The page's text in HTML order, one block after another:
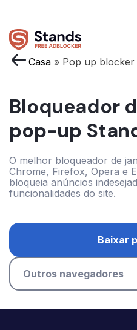
Casa » Pop up blocker
Bloqueador
pop-up
O melhor bloqueador de
Chrome, Firefox, Opera e
bloqueia anúncios
funcionalidades do site.
Baixar
Outros navegadores